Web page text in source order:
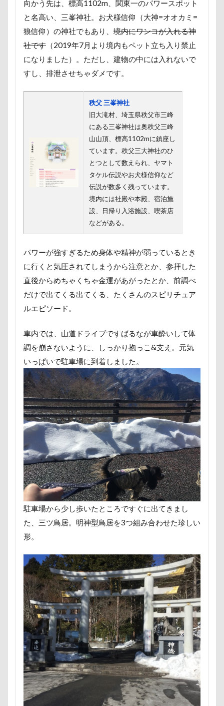
向かう先は、標高1102m、関東一のパワースポット
と名高い、三峯神社。お犬様信仰（大神=オオカミ=
狼信仰）の神社でもあり、 境内にワンコが入れる神
社です （2019年7月より境内もペット立ち入り禁止
になりました）。ただし、建物の中には入れないで
すし、排泄させちゃダメです。
秩父 三峯神社
旧大滝村、埼玉県秩父市三峰
にある三峯神社は奥秩父三峰
山山頂、標高1102mに鎮座し
ています。秩父三大神社のひ
とつとして数えられ、ヤマト
タケル伝説やお犬様信仰など
伝説が数多く残っています。
境内には社殿や本殿、宿泊施
設、日帰り入浴施設、喫茶店
などがある。
パワーが強すぎるため身体や精神が弱っているとき
に行くと気圧されてしまうから注意とか、参拝した
直後からめちゃくちゃ金運があがったとか、前調べ
だけで出てくる出てくる、たくさんのスピリチュア
ルエピソード。
車内では、山道ドライブですばるなが車酔いして体
調を崩さないように、しっかり抱っこ&支え。元気
いっぱいで駐車場に到着しました。
駐車場から少し歩いたところですぐに出てきまし
た、三ツ鳥居。明神型鳥居を3つ組み合わせた珍しい
形。
九十九里浜
乗鞍高原 主張
同胎兄弟
名刺入れ
ワンコ店内OK
富山環水公園
小太郎くん
射水市
寝起き
富津市
富山湾
小布施町 富山市
富士吉田市
家宝
小布施ドッグラン
室内遊びレッスン
山梨県
巾着田
川越市 川口市 川
嵐山町
嵐山渓谷
島忠ホームズ 岳くん
山梨市
山北町
山下公園 展望台
屋内ドッグラン
小谷流の里ドギーズアイランド
壁紙
壁 増税前 埼玉県
地震
土田トレーナー
国営武蔵丘陵森林公園
外耳炎
国営みちのく杜の湖畔公園
困惑顔
噛み噛み
哀愁
吾妻郡
室内トレーニング
実はすごい
宝登山
宇宙犬スヌード
宇宙兄弟
子犬のワルツ
嬬恋村
妖怪アンテナ
奇跡体験！アンビリーバボー
太閤山ランド
天狗山プレイランド
夢の島
天然記念物
大脱出 大福
大物説
大満足
大島屋 大宮区
大宮公園
大和町
夢愛ちゃん
ワンコ御節
ワンコプレート
年賀状
ペロペロ
ホームセンター
ホタルイカ
ホタルちゃん
ホクロ
ペーターくん
ペンダント
ペンション・ブランシェ草津
ペンション
ペット名刺
ペット同伴可飲食店
ペット可
ペットボトル
ペットプロフ
ペットパラダイス
ボケ
ボタンちゃん
ペットステージ（Petstages）
マウントジーンズ
マミーちゃん
ママ実家
マハロちゃん
マテ
マザー牧場
マサラちゃん
マグノリア棟
マグカップ
マウントジーンズ那須
マイフリーガード
ボート
マイクロビーズクッション